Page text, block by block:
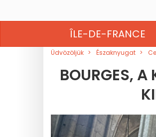
ÎLE-DE-FRANCE
NORMANDIA
Üdvözöljük Északnyugat
BOURGES, A